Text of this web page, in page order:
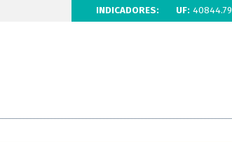
INDICADORES: UF: 40844.79